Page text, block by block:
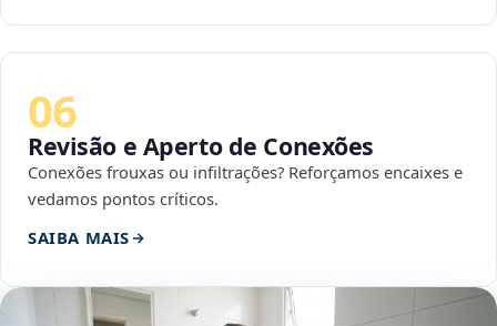
06
Revisão e Aperto de Conexões
Conexões frouxas ou infiltrações? Reforçamos encaixes e
vedamos pontos críticos.
SAIBA MAIS